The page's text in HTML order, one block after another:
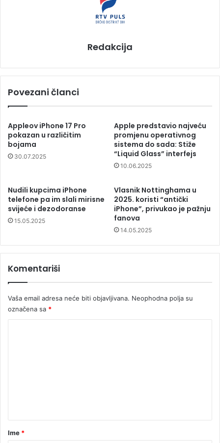
Redakcija
Povezani članci
Appleov iPhone 17 Pro
pokazan u različitim
bojama
30.07.2025
Apple predstavio najveću
promjenu operativnog
sistema do sada: Stiže
“Liquid Glass” interfejs
10.06.2025
Nudili kupcima iPhone
telefone pa im slali mirisne
svijeće i dezodoranse
15.05.2025
Vlasnik Nottinghama u
2025. koristi “antički
iPhone”, privukao je pažnju
fanova
14.05.2025
Komentariši
Vaša email adresa neće biti objavljivana. Neophodna polja su
označena sa *
rIme *